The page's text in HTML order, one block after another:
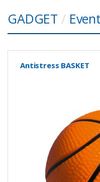
GADGET /
Antistress BASKET